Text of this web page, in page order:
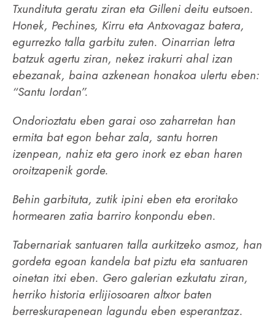
Txundituta geratu ziran eta Gilleni deitu eutsoen.
Honek, Pechines, Kirru eta Antxovagaz batera,
egurrezko talla garbitu zuten. Oinarrian letra
batzuk agertu ziran, nekez irakurri ahal izan
ebezanak, baina azkenean honakoa ulertu eben:
“Santu Iordan”.
Ondorioztatu eben garai oso zaharretan han
ermita bat egon behar zala, santu horren
izenpean, nahiz eta gero inork ez eban haren
oroitzapenik gorde.
Behin garbituta, zutik ipini eben eta eroritako
hormearen zatia barriro konpondu eben.
Tabernariak santuaren talla aurkitzeko asmoz, han
gordeta egoan kandela bat piztu eta santuaren
oinetan itxi eben. Gero galerian ezkutatu ziran,
herriko historia erlijiosoaren altxor baten
berreskurapenean lagundu eben esperantzaz.